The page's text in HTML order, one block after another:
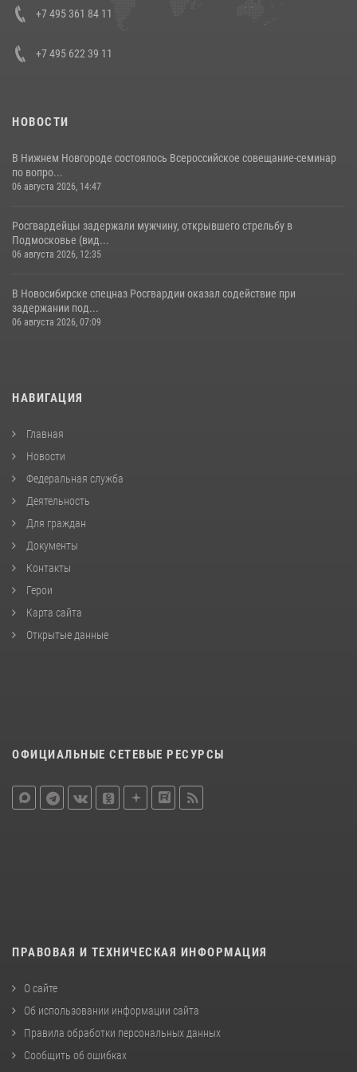
+7 495 361 84 11
+7 495 622 39 11
НОВОСТИ
В Нижнем Новгороде состоялось Всероссийское совещание-семинар
по вопро...
06 августа 2026, 14:47
Росгвардейцы задержали мужчину, открывшего стрельбу в
Подмосковье (вид...
06 августа 2026, 12:35
В Новосибирске спецназ Росгвардии оказал содействие при
задержании под...
06 августа 2026, 07:09
НАВИГАЦИЯ
Главная
Новости
Федеральная служба
Деятельность
Для граждан
Документы
Контакты
Герои
Карта сайта
Открытые данные
ОФИЦИАЛЬНЫЕ СЕТЕВЫЕ РЕСУРСЫ
ПРАВОВАЯ И ТЕХНИЧЕСКАЯ ИНФОРМАЦИЯ
О сайте
Об использовании информации сайта
Правила обработки персональных данных
Сообщить об ошибках